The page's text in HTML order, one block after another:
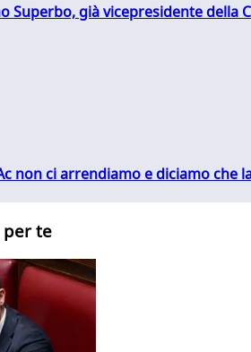
Superbo, già vicepresidente della
non ci arrendiamo e diciamo che
per te